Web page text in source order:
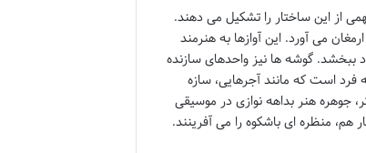
از این ساختار را تشکیل می دهند.
می آورد. این آوازها به هنرمند
ببخشد. گوشه ها نیز واحدهای سازنده
است که مانند آجرهایی، سازه
جوهره هنر بداهه نوازی در موسیقی
منظره ای باشکوه را می آفرینند.